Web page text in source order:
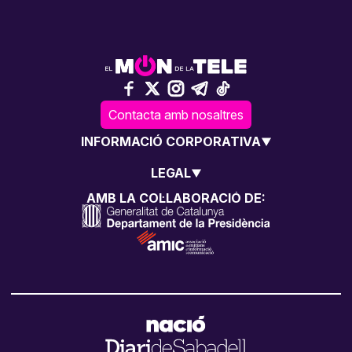
Contacta amb nosaltres
INFORMACIÓ CORPORATIVA
LEGAL
AMB LA COL·LABORACIÓ DE: